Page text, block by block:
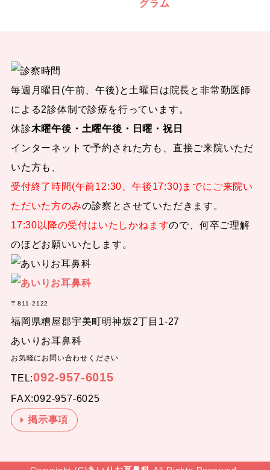
毎週月曜日(午前、午後)と土曜日は院長と非常勤医師
による2診体制で診療を行っています。
休診木曜午後・土曜午後・日曜・祝日
インターネットで予約された方も、直接ご来院いただ
いた方も、
受付終了時間(午前12:30、午後17:30)までにご来院い
ただいた方のみの診察とさせていただきます。
17:30以降の受付はいたしかねますので、何卒ご理解
のほどお願いいたします。
〒811-2122
福岡県糟屋郡宇美町明神坂2丁目1-27
あいりお耳鼻科
お気軽にお問い合わせください
TEL:092-957-6015
FAX:092-957-6025
掲示事項